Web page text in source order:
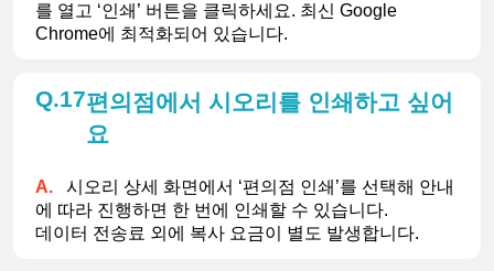
를 열고 ‘인쇄’ 버튼을 클릭하세요. 최신 Google
Chrome에 최적화되어 있습니다.
17편의점에서 시오리를 인쇄하고 싶어
요
시오리 상세 화면에서 ‘편의점 인쇄’를 선택해 안내
에 따라 진행하면 한 번에 인쇄할 수 있습니다.
데이터 전송료 외에 복사 요금이 별도 발생합니다.